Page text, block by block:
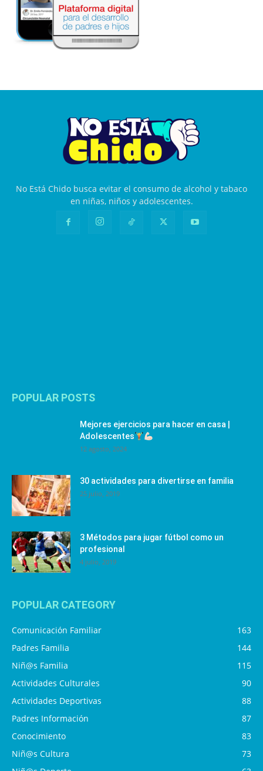
No Está Chido busca evitar el consumo de alcohol y tabaco
en niñas, niños y adolescentes.
POPULAR POSTS
Mejores ejercicios para hacer en casa |
Adolescentes
12 agosto, 2024
30 actividades para divertirse en familia
25 julio, 2019
3 Métodos para jugar fútbol como un
profesional
4 julio, 2019
POPULAR CATEGORY
Comunicación Familiar
163
Padres Familia
144
Niñ@s Familia
115
Actividades Culturales
90
Actividades Deportivas
88
Padres Información
87
Conocimiento
83
Niñ@s Cultura
73